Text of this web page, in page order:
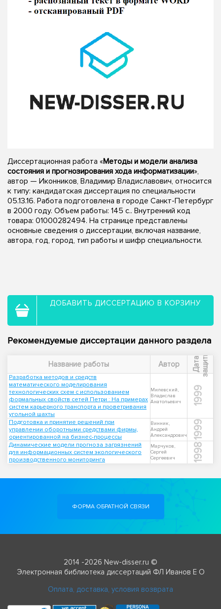
Диссертационная работа «Методы и модели анализа
состояния и прогнозирования хода информатизации»,
автор — Иконников, Владимир Владиславович, относится
к типу: кандидатская диссертация по специальности
05.13.16. Работа подготовлена в городе Санкт-Петербург
в 2000 году. Объем работы: 145 с.. Внутренний код
товара: 01000282494. На странице представлены
основные сведения о диссертации, включая название,
автора, год, город, тип работы и шифр специальности.
ДОБАВИТЬ ДИССЕРТАЦИЮ В КОРЗИНУ
Рекомендуемые диссертации данного раздела
Название работы Автор Д
а
т
а
з
а
щ
и
т ы
Разработка методов и средств
математического моделирования
технологических схем с использованием
формальных свойств сетей Петри : На примерах
систем карьерного транспорта и проветривания
угольной шахты
Милевский,
Владислав
Анатольевич
1999
Подготовка и принятие решений при
управлении оборотными средствами фирмы,
ориентированной на бизнес-процессы
Винник,
Андрей
Александрович
1999
Динамические модели прогноза загрязнений
для информационных систем экологического
производственного мониторинга
Марчуков,
Сергей
Сергеевич
1998
ФОРМА ОБРАТНОЙ СВЯЗИ
2014 -2026 New-disser.ru ©
Электронная библиотека диссертаций ФЛ Иванов Е О
Оплата, доставка, условия возврата